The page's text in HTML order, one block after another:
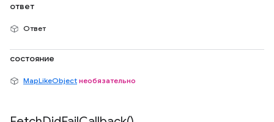
ответ
Ответ
состояние
MapLikeObject необязательно